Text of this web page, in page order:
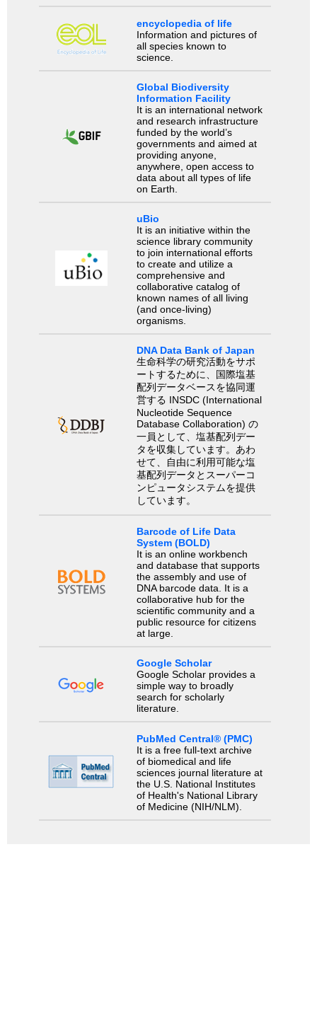
encyclopedia of life
Information and pictures of
all species known to
science.
Global Biodiversity
Information Facility
It is an international network
and research infrastructure
funded by the world’s
governments and aimed at
providing anyone,
anywhere, open access to
data about all types of life
on Earth.
uBio
It is an initiative within the
science library community
to join international efforts
to create and utilize a
comprehensive and
collaborative catalog of
known names of all living
(and once-living)
organisms.
DNA Data Bank of Japan
生命科学の研究活動をサポ
ートするために、国際塩基
配列データベースを協同運
営する INSDC (International
Nucleotide Sequence
Database Collaboration) の
一員として、塩基配列デー
タを収集しています。あわ
せて、自由に利用可能な塩
基配列データとスーパーコ
ンピュータシステムを提供
しています。
Barcode of Life Data
System (BOLD)
It is an online workbench
and database that supports
the assembly and use of
DNA barcode data. It is a
collaborative hub for the
scientific community and a
public resource for citizens
at large.
Google Scholar
Google Scholar provides a
simple way to broadly
search for scholarly
literature.
PubMed Central® (PMC)
It is a free full-text archive
of biomedical and life
sciences journal literature at
the U.S. National Institutes
of Health's National Library
of Medicine (NIH/NLM).